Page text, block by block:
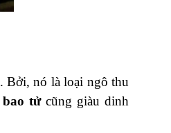
Bởi, nó là loại ngô thu
tử cũng giàu dinh